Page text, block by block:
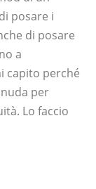
posare i
di posare
a
capito perché
per
Lo faccio